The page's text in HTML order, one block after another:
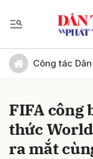
Công tác
FIFA công
thức
ra mắt
Gửi bình luận